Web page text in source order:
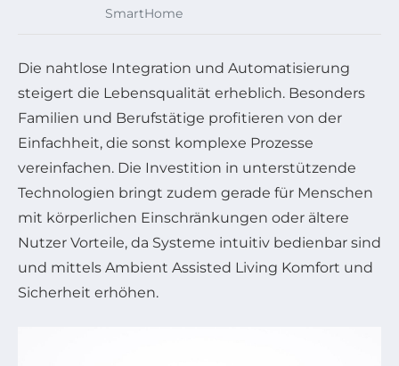
SmartHome
Die nahtlose Integration und Automatisierung
steigert die Lebensqualität erheblich. Besonders
Familien und Berufstätige profitieren von der
Einfachheit, die sonst komplexe Prozesse
vereinfachen. Die Investition in unterstützende
Technologien bringt zudem gerade für Menschen
mit körperlichen Einschränkungen oder ältere
Nutzer Vorteile, da Systeme intuitiv bedienbar sind
und mittels Ambient Assisted Living Komfort und
Sicherheit erhöhen.